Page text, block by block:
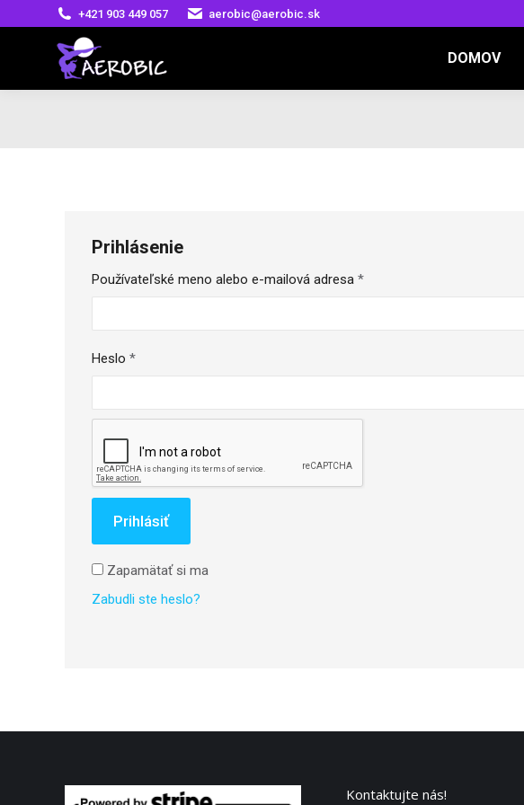
+421 903 449 057 aerobic@aerobic.sk
DOMOV
Prihlásenie
Používateľské meno alebo e-mailová adresa *Povinné
Heslo *Povinné
Prihlásiť
Zapamätať si ma
Zabudli ste heslo?
Kontaktujte nás!